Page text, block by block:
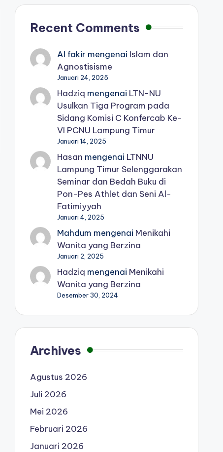
Recent Comments
Al fakir mengenai Islam dan
Agnostisisme
Januari 24, 2025
Hadziq mengenai LTN-NU
Usulkan Tiga Program pada
Sidang Komisi C Konfercab Ke-
VI PCNU Lampung Timur
Januari 14, 2025
Hasan mengenai LTNNU
Lampung Timur Selenggarakan
Seminar dan Bedah Buku di
Pon-Pes Athlet dan Seni Al-
Fatimiyyah
Januari 4, 2025
Mahdum mengenai Menikahi
Wanita yang Berzina
Januari 2, 2025
Hadziq mengenai Menikahi
Wanita yang Berzina
Desember 30, 2024
Archives
Agustus 2026
Juli 2026
Mei 2026
Februari 2026
Januari 2026